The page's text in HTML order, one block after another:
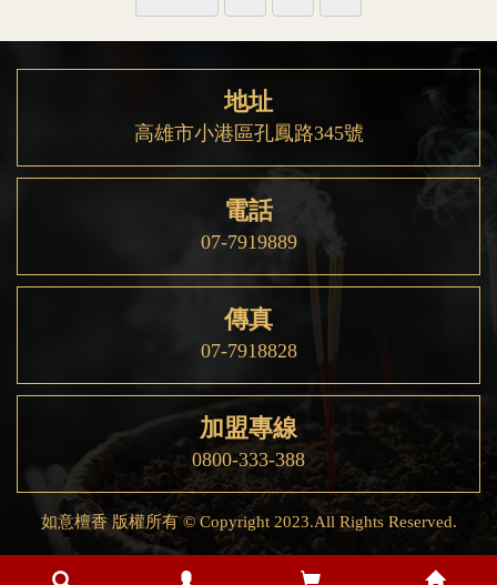
地址
高雄市小港區孔鳳路345號
電話
07-7919889
傳真
07-7918828
加盟專線
0800-333-388
如意檀香 版權所有 © Copyright 2023.All Rights Reserved.